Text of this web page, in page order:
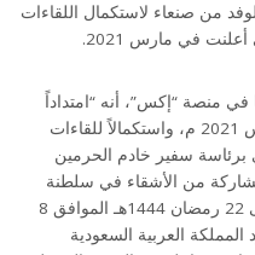
من صنعاء لاستكمال اللقاءات
في مارس 2021.
منصة “إكس”، أنه “امتداداً
للمبادرة السعودية التي أعلنت في مارس 2021 م، واستكمالاً للقاءات
برئاسة سفير خادم الحرمين
من الأشقاء في سلطنة
عُمان في صنعاء خلال الفترة من 17 إلى 22 رمضان 1444هـ الموافق 8
لجهود المملكة العربية السعودية